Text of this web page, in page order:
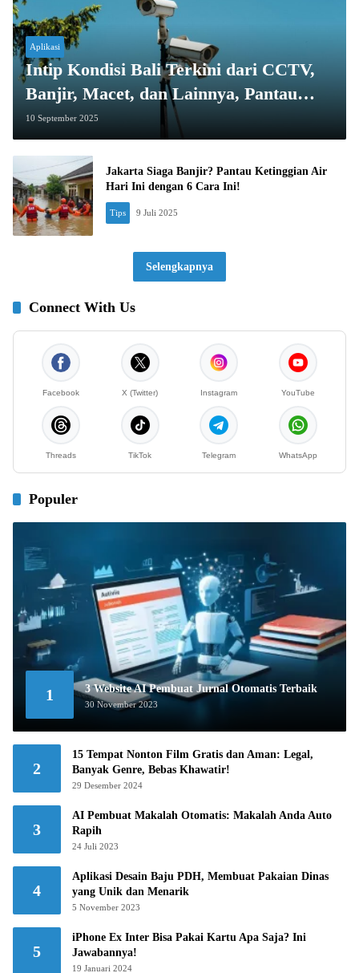
Aplikasi
Intip Kondisi Bali Terkini dari CCTV,
Banjir, Macet, dan Lainnya, Pantau
Langsung!
10 September 2025
Jakarta Siaga Banjir? Pantau Ketinggian Air
Hari Ini dengan 6 Cara Ini!
Tips 9 Juli 2025
Selengkapnya
Connect With Us
Facebook X (Twitter) Instagram YouTube
Threads TikTok Telegram WhatsApp
Populer
1 3 Website AI Pembuat Jurnal Otomatis Terbaik
30 November 2023
2
15 Tempat Nonton Film Gratis dan Aman: Legal,
Banyak Genre, Bebas Khawatir!
29 Desember 2024
3
AI Pembuat Makalah Otomatis: Makalah Anda Auto
Rapih
24 Juli 2023
4
Aplikasi Desain Baju PDH, Membuat Pakaian Dinas
yang Unik dan Menarik
5 November 2023
5
iPhone Ex Inter Bisa Pakai Kartu Apa Saja? Ini
Jawabannya!
19 Januari 2024